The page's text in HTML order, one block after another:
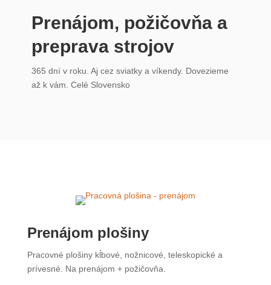
Prenájom, požičovňa a
preprava strojov
365 dní v roku. Aj cez sviatky a víkendy. Dovezieme
až k vám. Celé Slovensko
Prenájom plošiny
Pracovné plošiny kĺbové, nožnicové, teleskopické a
prívesné. Na prenájom + požičovňa.